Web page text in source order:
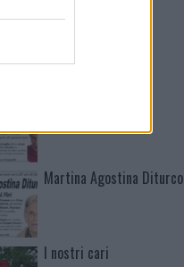
Mario Malu
Martina Agostina Diturco
I nostri cari